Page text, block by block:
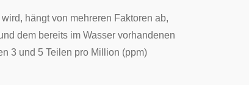
hängt von mehreren Faktoren ab,
dem bereits im Wasser vorhandenen
3 und 5 Teilen pro Million (ppm)